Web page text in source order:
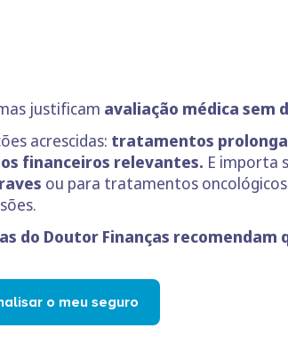
justificam avaliação médica sem
acrescidas: tratamentos
financeiros relevantes. E importa
ou para tratamentos
do Doutor Finanças recomendam
o meu seguro